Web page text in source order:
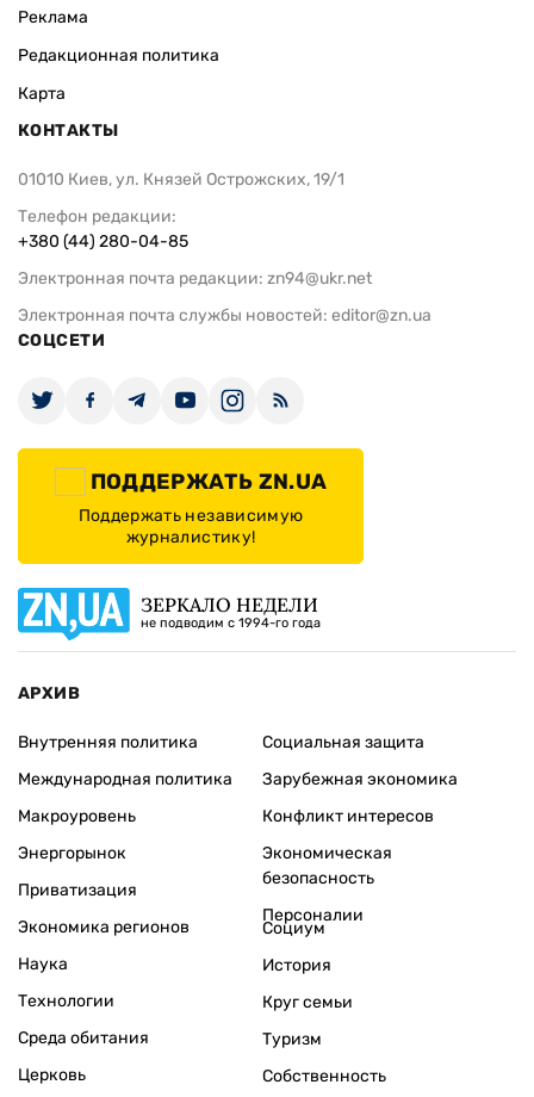
Реклама
Редакционная политика
Карта
КОНТАКТЫ
01010 Киев, ул. Князей Острожских, 19/1
Телефон редакции:
+380 (44) 280-04-85
Электронная почта редакции: zn94@ukr.net
Электронная почта службы новостей: editor@zn.ua
СОЦСЕТИ
ПОДДЕРЖАТЬ ZN.UA
Поддержать независимую
журналистику!
ЗЕРКАЛО НЕДЕЛИ
не подводим с 1994-го года
АРХИВ
Внутренняя политика
Международная политика
Макроуровень
Энергорынок
Приватизация
Экономика регионов
Социальная защита
Зарубежная экономика
Конфликт интересов
Экономическая
безопасность
Персоналии
Наука
Технологии
Среда обитания
Церковь
Социум
История
Круг семьи
Туризм
Собственность